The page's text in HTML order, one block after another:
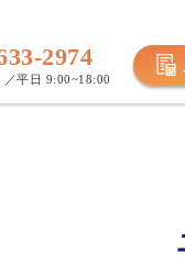
2974
／平日 9:00~18:00